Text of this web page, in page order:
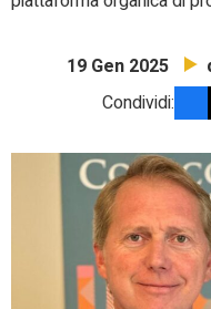
19 Gen 2025
Condividi: